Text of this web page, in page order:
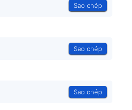
Sao chép
Sao chép
Sao chép